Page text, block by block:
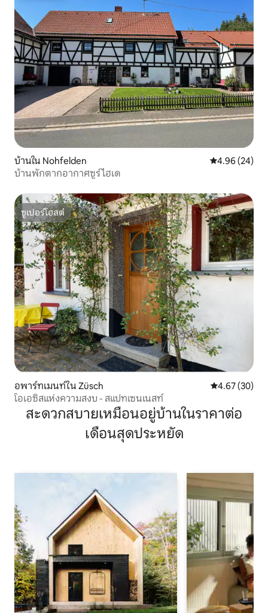
บ้านใน Nohfelden คะแนนเฉลี่ย
4.96 (24)
บ้านพักตากอากาศซูร์ไฮเด
ซูเปอร์โฮสต์
ซูเปอร์โฮสต์
อพาร์ทเมนท์ใน Züsch คะแนนเฉลี่ย
4.67 (30)
โอเอซิสแห่งความสงบ - สแปทเซนเนสท์
สะดวกสบายเหมือนอยู่บ้านในราคาต่อ
เดือนสุดประหยัด